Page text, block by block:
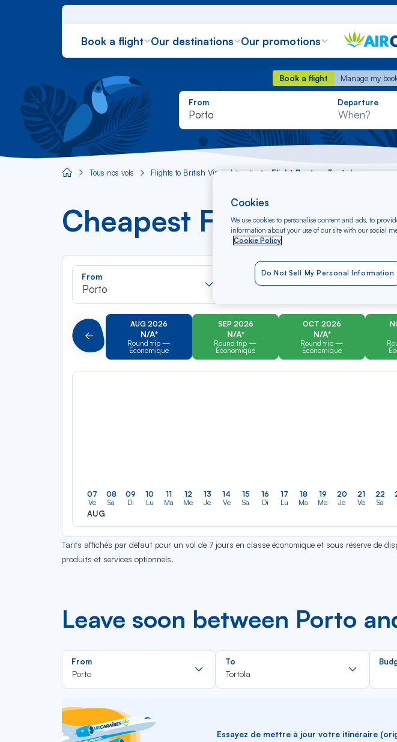
Book a flight Our destinations Our promotions
Book a flight Manage my
Book a flight
Manage my
From
Porto
Rechercher
dans
liste
Departure
Aircaraibes.com
Tous nos vols Flights to British Virgin Islands Flight Porto - Tortola
Cheapest Flight Porto -
From
Porto
Rechercher
liste
Tortola
liste
Précédent
AUG 2026
N/A*
Round trip —
Économique
SEP 2026
N/A*
Round trip —
Économique
OCT 2026
N/A*
Round trip —
Économique
07
Ve
AUG
08
Sa
09
Di
10
Lu
11
Ma
12
Me
13
Je
14
Ve
15
Sa
16
Di
17
Lu
18
Ma
19
Me
20
Je
21
Ve
22
Sa
Tarifs affichés par défaut pour un vol de 7 jours en classe économique et sous réserve de
produits et services optionnels.
Leave soon between Porto
From
Porto
Rechercher
dans
la
To
Tortola
la
Essayez de mettre à jour votre itinéraire
Cookies
We use cookies to personalise content and ads, to
information about your use of our site with our social
Cookie Policy
Do Not Sell My Personal Information